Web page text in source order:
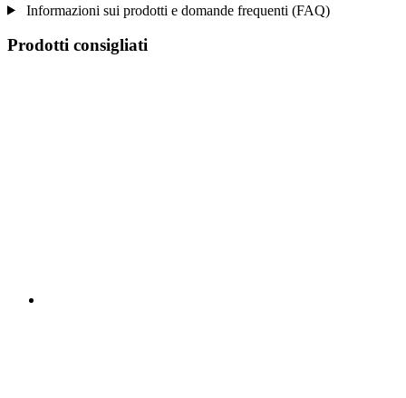
Informazioni sui prodotti e domande frequenti (FAQ)
Prodotti consigliati